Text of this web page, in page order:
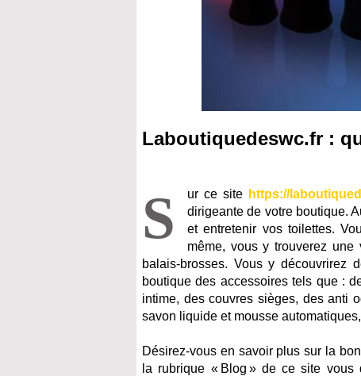
Laboutiquedeswc.fr :
S ur ce site https://
dirigeante de votre boutique.
et entretenir vos toilettes.
même, vous y trouverez
balais-brosses. Vous y découvrirez
boutique des accessoires tels que :
intime, des couvres sièges, des anti
savon liquide et mousse
Désirez-vous en savoir plus sur la
la rubrique « Blog » de ce site